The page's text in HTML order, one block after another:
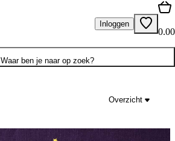
Inloggen
0.00
Waar ben je naar op zoek?
Overzicht